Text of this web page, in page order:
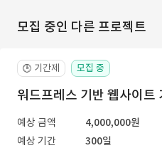
모집 중인 다른 프로젝트
🕒 기간제 모집 중
워드프레스 기반 웹사이트
예상 금액
4,000,000원
예상 기간
300일